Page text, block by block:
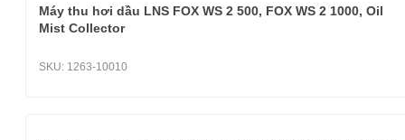
Máy thu hơi dầu LNS FOX WS 2 500, FOX WS 2 1000, Oil
Mist Collector
SKU: 1263-10010